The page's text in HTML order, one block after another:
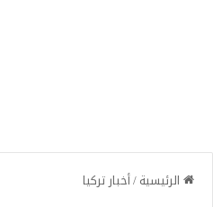
الرئيسية/أخبار تركيا